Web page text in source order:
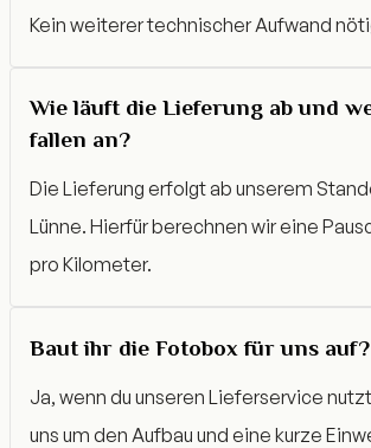
Kein weiterer technischer Aufwand
Wie läuft die Lieferung ab und
fallen an?
Die Lieferung erfolgt ab unserem
Lünne. Hierfür berechnen wir eine
pro Kilometer.
Baut ihr die Fotobox für uns auf?
Ja, wenn du unseren Lieferservice
uns um den Aufbau und eine kurze